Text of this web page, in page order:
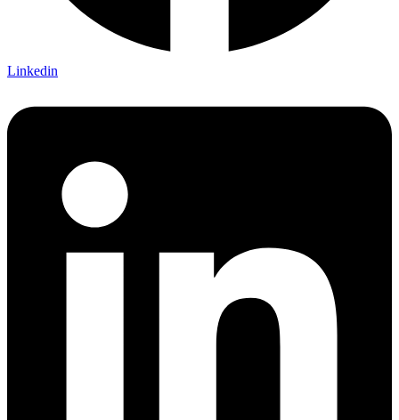
Linkedin